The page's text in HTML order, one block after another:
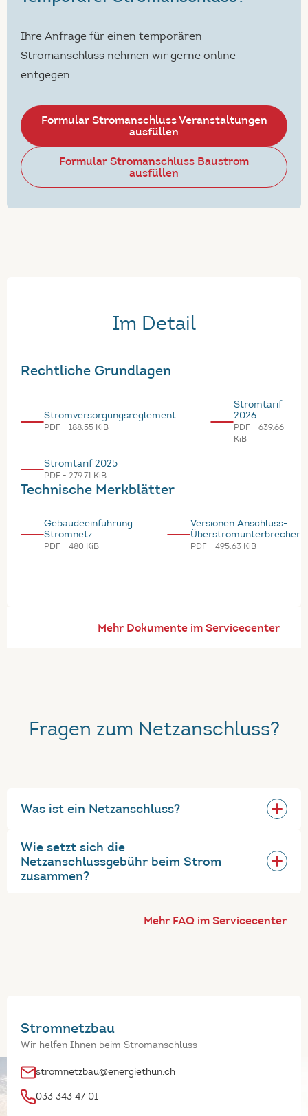
Ihre Anfrage für einen temporären
Stromanschluss nehmen wir gerne online
entgegen.
Formular Stromanschluss Veranstaltungen
ausfüllen
Formular Stromanschluss Baustrom
ausfüllen
Im Detail
Rechtliche Grundlagen
Stromversorgungsreglement
PDF - 188.55 KiB
Stromtarif
2026
PDF - 639.66
KiB
Stromtarif 2025
PDF - 279.71 KiB
Technische Merkblätter
Gebäudeeinführung
Stromnetz
PDF - 480 KiB
Versionen Anschluss-
Überstromunterbrecher
PDF - 495.63 KiB
Mehr Dokumente im Servicecenter
Fragen zum Netzanschluss?
Was ist ein Netzanschluss?
Wie setzt sich die
Netzanschlussgebühr beim Strom
zusammen?
Mehr FAQ im Servicecenter
Stromnetzbau
Wir helfen Ihnen beim Stromanschluss
stromnetzbau@energiethun.ch
033 343 47 01